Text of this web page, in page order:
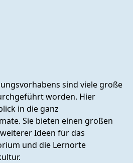
sind viele große
worden. Hier
in die ganz
Sie bieten einen großen
Ideen für das
und die Lernorte